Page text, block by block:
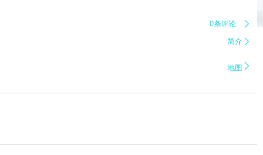
0条评论 
简介 
地图 